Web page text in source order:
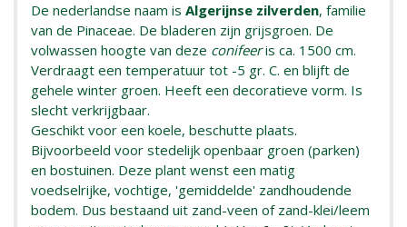
De nederlandse naam is Algerijnse zilverden, familie
van de Pinaceae. De bladeren zijn grijsgroen. De
volwassen hoogte van deze conifeeris ca. 1500 cm.
Verdraagt een temperatuur tot -5 gr. C. en blijft de
gehele winter groen. Heeft een decoratieve vorm. Is
slecht verkrijgbaar.
Geschikt voor een koele, beschutte plaats.
Bijvoorbeeld voor stedelijk openbaar groen (parken)
en bostuinen. Deze plant wenst een matig
voedselrijke, vochtige, 'gemiddelde' zandhoudende
bodem. Dus bestaand uit zand-veen of zand-klei/leem